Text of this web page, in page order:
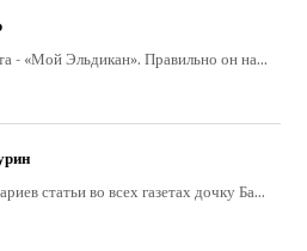
- «Мой Эльдикан». Правильно он на...
статьи во всех газетах дочку Ба...